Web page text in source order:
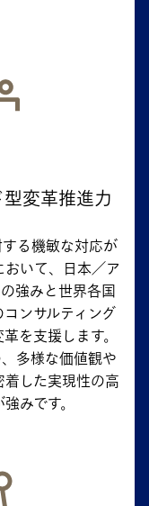
変革推進力
る機敏な対応が
いて、日本／ア
強みと世界各国
ンサルティング
を支援します。
多様な価値観や
した実現性の高
みです。